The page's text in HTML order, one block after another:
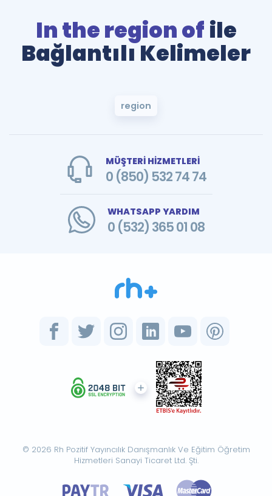
In the region of ile
Bağlantılı Kelimeler
region
MÜŞTERİ HİZMETLERİ
0 (850) 532 74 74
WHATSAPP YARDIM
0 (532) 365 01 08
© 2026 Rh Pozitif Yayıncılık Danışmanlık Ve Eğitim Öğretim
Hizmetleri Sanayi Ticaret Ltd. Şti.